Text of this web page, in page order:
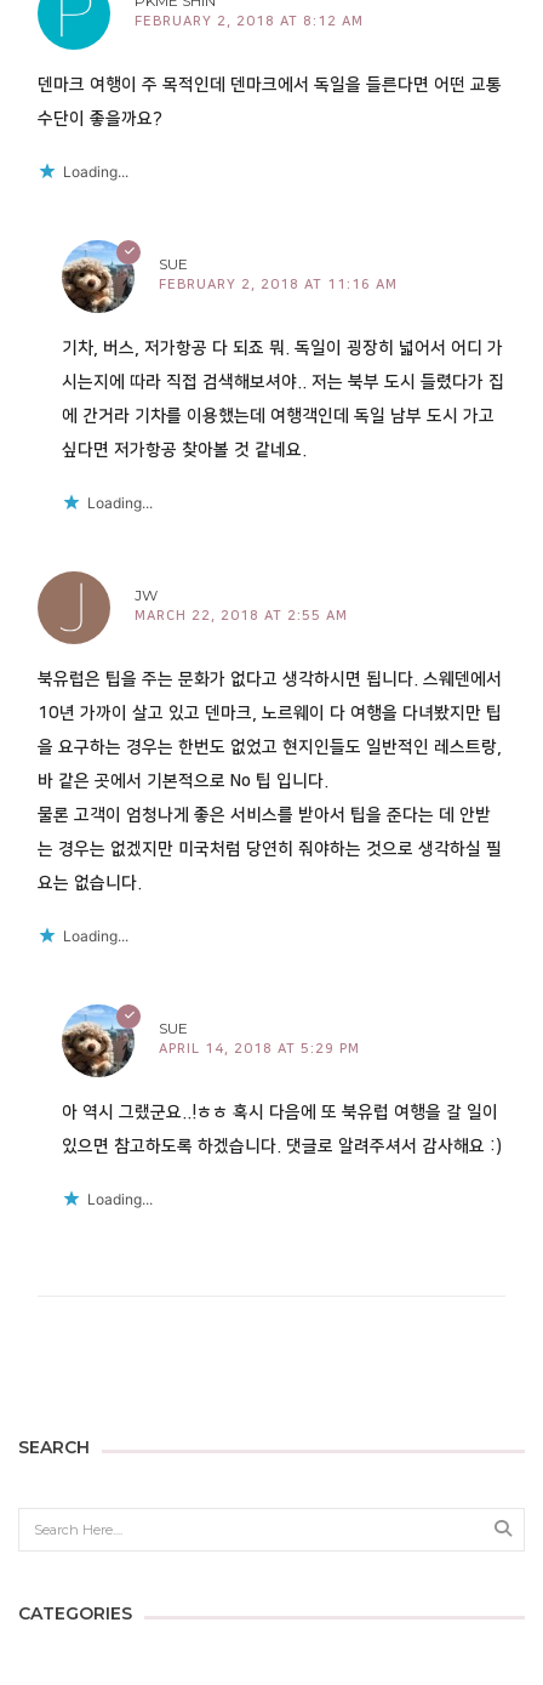
FEBRUARY 2, 2018 AT 8:12 AM
덴마크 여행이 주 목적인데 덴마크에서 독일을 들른다면 어떤 교통
수단이 좋을까요?
Loading...
SUE
FEBRUARY 2, 2018 AT 11:16 AM
기차, 버스, 저가항공 다 되죠 뭐. 독일이 굉장히 넓어서 어디 가
시는지에 따라 직접 검색해보셔야.. 저는 북부 도시 들렸다가 집
에 간거라 기차를 이용했는데 여행객인데 독일 남부 도시 가고
싶다면 저가항공 찾아볼 것 같네요.
Loading...
JW
MARCH 22, 2018 AT 2:55 AM
북유럽은 팁을 주는 문화가 없다고 생각하시면 됩니다. 스웨덴에서
10년 가까이 살고 있고 덴마크, 노르웨이 다 여행을 다녀봤지만 팁
을 요구하는 경우는 한번도 없었고 현지인들도 일반적인 레스트랑,
바 같은 곳에서 기본적으로 No 팁 입니다.
물론 고객이 엄청나게 좋은 서비스를 받아서 팁을 준다는 데 안받
는 경우는 없겠지만 미국처럼 당연히 줘야하는 것으로 생각하실 필
요는 없습니다.
Loading...
SUE
APRIL 14, 2018 AT 5:29 PM
아 역시 그랬군요..!ㅎㅎ 혹시 다음에 또 북유럽 여행을 갈 일이
있으면 참고하도록 하겠습니다. 댓글로 알려주셔서 감사해요 :)
Loading...
SEARCH
CATEGORIES